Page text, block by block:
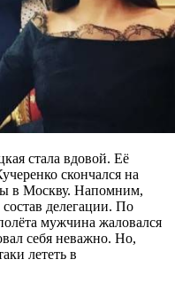
стала вдовой. Её
скончался на
в Москву. Напомним,
делегации. По
мужчина жаловался
себя неважно. Но,
лететь в